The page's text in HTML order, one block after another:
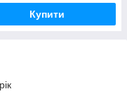
Купити